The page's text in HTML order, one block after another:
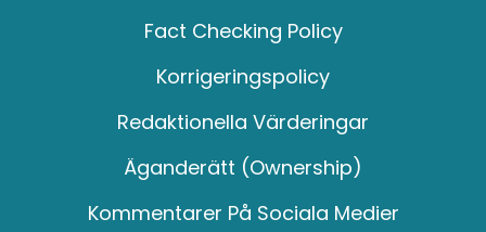
Fact Checking Policy
Korrigeringspolicy
Redaktionella Värderingar
Äganderätt (Ownership)
Kommentarer På Sociala Medier